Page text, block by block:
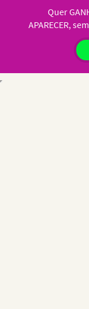
Quer
APARECER,